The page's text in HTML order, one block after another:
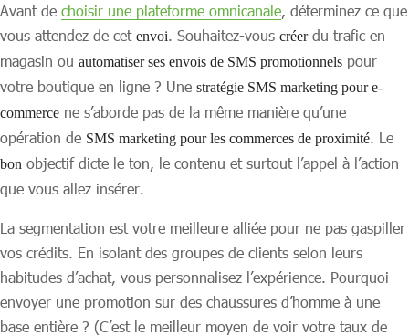
Avant de choisir une plateforme omnicanale, déterminez ce que
vous attendez de cet envoi. Souhaitez-vous créerdu trafic en
magasin ou automatiser ses envois de SMS promotionnels pour
votre boutique en ligne ? Une stratégie SMS marketing pour e-
commerce ne s’aborde pas de la même manière qu’une
opération de SMS marketing pour les commerces de proximité. Le
bon objectif dicte le ton, le contenu et surtout l’appel à l’action
que vous allez insérer.
La segmentation est votre meilleure alliée pour ne pas gaspiller
vos crédits. En isolant des groupes de clients selon leurs
habitudes d’achat, vous personnalisez l’expérience. Pourquoi
envoyer une promotion sur des chaussures d’homme à une
base entière ? (C’est le meilleur moyen de voir votre taux de